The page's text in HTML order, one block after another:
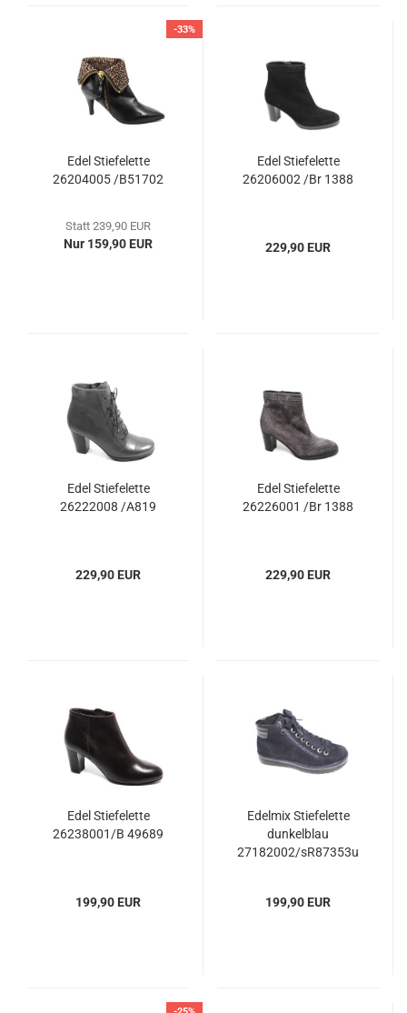
-33%
Edel Stiefelette
26204005 /B51702
Statt 239,90 EUR
Nur 159,90 EUR
Edel Stiefelette
26206002 /Br 1388
229,90 EUR
Edel Stiefelette
26222008 /A819
229,90 EUR
Edel Stiefelette
26226001 /Br 1388
229,90 EUR
Edel Stiefelette
26238001/B 49689
199,90 EUR
Edelmix Stiefelette
dunkelblau
27182002/sR87353u
199,90 EUR